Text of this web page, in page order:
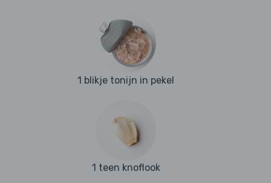
1 blikje tonijn in pekel
1 teen knoflook